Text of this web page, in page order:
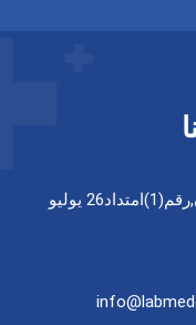
يوليو